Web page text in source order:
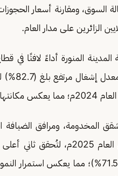
السوق، ومقارنة أسعار
الزائرين على مدار العام.
على مدار العام.
مستوى المملكة بعد
إشغال بلغت (71.5%)؛ مما يعكس